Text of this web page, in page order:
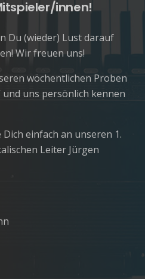
innen!
Du (wieder) Lust darauf
Wir freuen uns!
wöchentlichen Proben
uns persönlich kennen
einfach an unseren 1.
Leiter Jürgen